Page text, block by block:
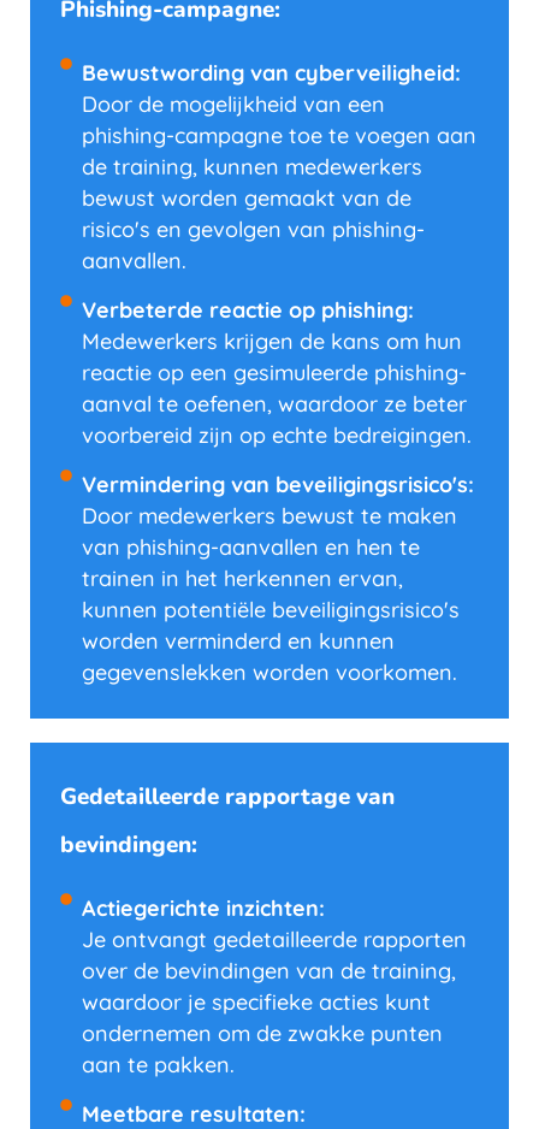
Phishing-campagne:
Bewustwording van cyberveiligheid:
Door de mogelijkheid van een
phishing-campagne toe te voegen aan
de training, kunnen medewerkers
bewust worden gemaakt van de
risico's en gevolgen van phishing-
aanvallen.
Verbeterde reactie op phishing:
Medewerkers krijgen de kans om hun
reactie op een gesimuleerde phishing-
aanval te oefenen, waardoor ze beter
voorbereid zijn op echte bedreigingen.
Vermindering van beveiligingsrisico's:
Door medewerkers bewust te maken
van phishing-aanvallen en hen te
trainen in het herkennen ervan,
kunnen potentiële beveiligingsrisico's
worden verminderd en kunnen
gegevenslekken worden voorkomen.
Gedetailleerde rapportage van
bevindingen:
Actiegerichte inzichten:
Je ontvangt gedetailleerde rapporten
over de bevindingen van de training,
waardoor je specifieke acties kunt
ondernemen om de zwakke punten
aan te pakken.
Meetbare resultaten: